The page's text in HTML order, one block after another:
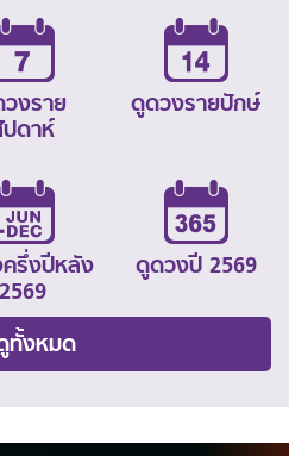
งราย
ดาห์
ดูดวงรายปักษ์
รึ่งปีหลัง
2569
ดูดวงปี 2569
ทั้งหมด